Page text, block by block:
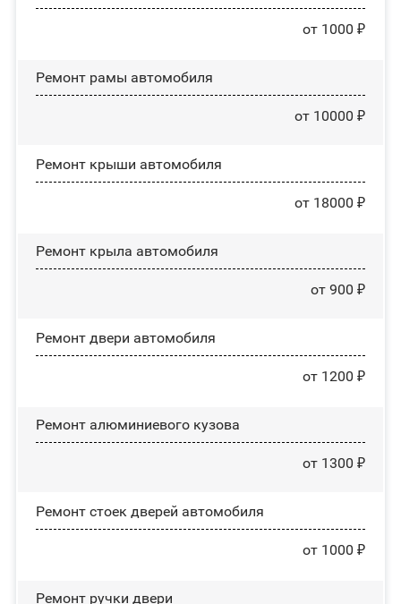
от 1000 ₽
Ремонт рамы автомобиля
от 10000 ₽
Ремонт крыши автомобиля
от 18000 ₽
Ремонт крыла автомобиля
от 900 ₽
Ремонт двери автомобиля
от 1200 ₽
Ремонт алюминиевого кузова
от 1300 ₽
Ремонт стоек дверей автомобиля
от 1000 ₽
Ремонт ручки двери